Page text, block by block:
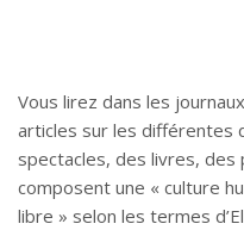
Vous lirez dans les
articles sur les différentes
spectacles, des livres, des
composent une « culture
libre » selon les termes